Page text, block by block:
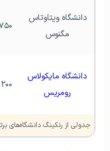
مگنوس
رومریس
جدولی از رنکینگ دانشگاه‌های